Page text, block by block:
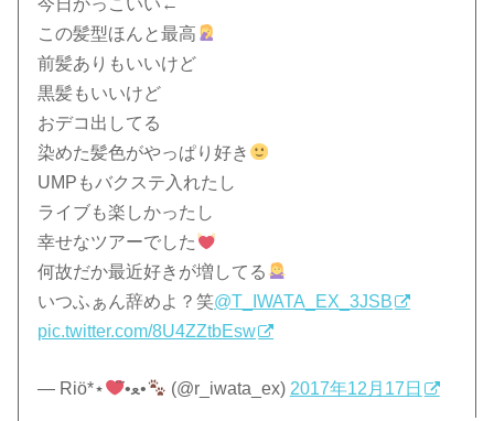
この髪型ほんと最高
前髪ありもいいけど
黒髪もいいけど
おデコ出してる
染めた髪色がやっぱり好き
UMPもバクステ入れたし
ライブも楽しかったし
幸せなツアーでした
何故だか最近好きが増してる
いつふぁん辞めよ？笑@T_IWATA_EX_3JSB
pic.twitter.com/8U4ZZtbEsw
— Riӧ*⋆ ⃛•ﻌ• (@r_iwata_ex) 2017年12月17日